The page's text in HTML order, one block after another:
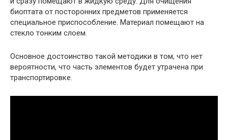
биоптата от посторонних предметов применяется
специальное приспособление. Материал помещают на
стекло тонким слоем.
Основное достоинство такой методики в том, что нет
вероятности, что часть элементов будет утрачена при
транспортировке.